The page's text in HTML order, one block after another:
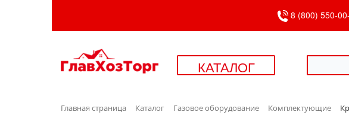
8 (800) 550-
КАТАЛОГ
Главная страница Каталог Газовое оборудование Комплектующие